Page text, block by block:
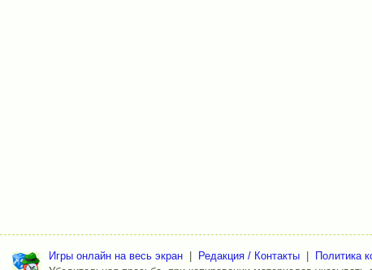
Игры онлайн на весь экран Редакция / Контакты
Политика